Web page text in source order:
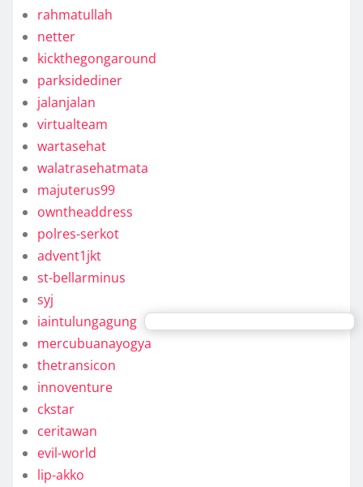
rahmatullah
netter
kickthegongaround
parksidediner
jalanjalan
virtualteam
wartasehat
walatrasehatmata
majuterus99
owntheaddress
polres-serkot
advent1jkt
st-bellarminus
syj
iaintulungagung
mercubuanayogya
thetransicon
innoventure
ckstar
ceritawan
evil-world
lip-akko